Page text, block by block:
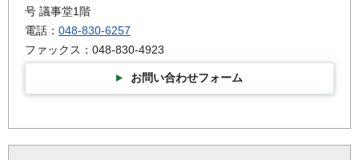
号 議事堂1階
電話： 048-830-6257
ファックス：048-830-4923
お問い合わせフォーム